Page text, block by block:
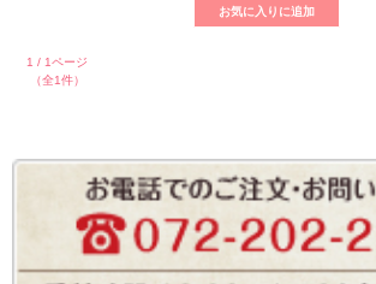
1 / 1ページ
（全1件）